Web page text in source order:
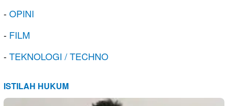
-OPINI
- FILM
-TEKNOLOGI / TECHNO
ISTILAH HUKUM